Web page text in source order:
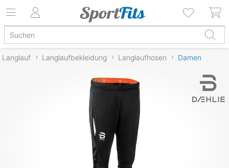
Langlauf Langlaufbekleidung Langlaufhosen Damen